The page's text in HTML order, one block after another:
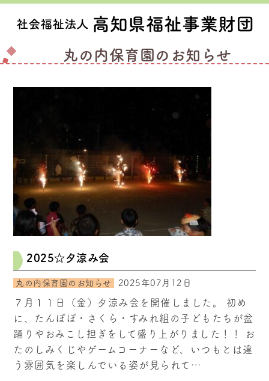
丸の内保育園のお知らせ
2025☆夕涼み会
丸の内保育園のお知らせ 2025年07月12日
７月１１日（金）夕涼み会を開催しました。 初め
に、たんぽぽ・さくら・すみれ組の子どもたちが盆
踊りやおみこし担ぎをして盛り上がりました！！ お
たのしみくじやゲームコーナーなど、いつもとは違
う雰囲気を楽しんでいる姿が見られて…